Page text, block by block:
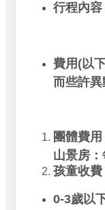
行程內
費用(以
而些許異
團體費用
山景房：
孩童收費
0-3歲以